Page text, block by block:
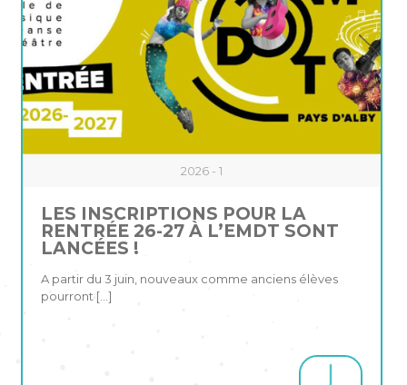
2026 - 1
LES INSCRIPTIONS POUR LA
RENTRÉE 26-27 À L’EMDT SONT
LANCÉES !
A partir du 3 juin, nouveaux comme anciens élèves
pourront […]